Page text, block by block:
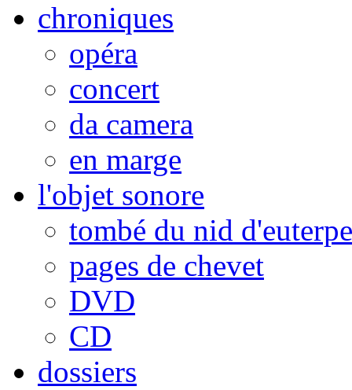
chroniques
opéra
concert
da camera
en marge
l'objet sonore
tombé du nid d'euterpe
pages de chevet
DVD
CD
dossiers